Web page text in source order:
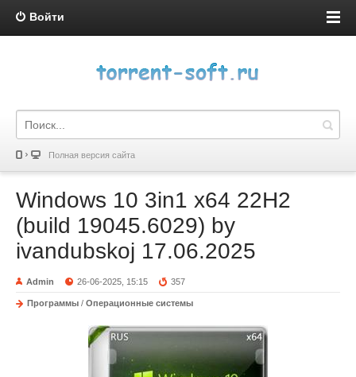
Войти
Полная версия сайта
Windows 10 3in1 x64 22Н2
(build 19045.6029) by
ivandubskoj 17.06.2025
Admin 26-06-2025, 15:15 357
Программы / Операционные системы